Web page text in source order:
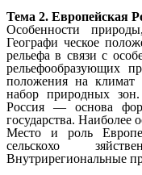
Тема 2. Европейская
Особенности
Географи ческое
рельефа в связи с
рельефообразующих
положения на
набор природных
Россия — основа
государства. Наиболее
Место и роль
сельскохо
Внутрирегиональные